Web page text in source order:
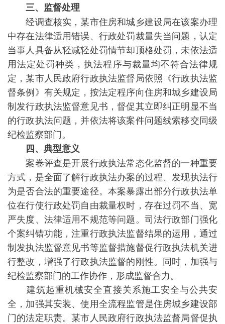
三、监督处理
经调查核实，某市住房和城乡建设局在该案办理
中存在法律适用错误、行政处罚裁量失当问题，认定
当事人具备从轻减轻处罚情节却顶格处罚，未依法适
用法定处罚种类，执法程序与裁量均不符合法律规
定，某市人民政府行政执法监督局依照《行政执法监
督条例》有关规定，按法定程序向住房和城乡建设局
制发行政执法监督意见书，督促其立即纠正明显不当
的行政执法问题，并依法将该案件问题线索移交同级
纪检监察部门。
四、典型意义
案卷评查是开展行政执法常态化监督的一种重要
方式，是全面了解行政执法办案的过程、发现执法行
为是否合法的重要途径。本案暴露出部分行政执法单
位在行使行政处罚自由裁量权时，存在过罚不当、宽
严失度、法律适用不规范等问题。司法行政部门强化
个案纠错功能，注重行政执法监督结果的运用，通过
制发执法监督意见书等监督措施督促行政执法机关进
行整改，增强了行政执法监督的刚性。同时，加强与
纪检监察部门的工作协作，形成监督合力。
建筑起重机械安全直接关系施工安全与公共安
全，加强其安装、使用全流程监管是住房城乡建设部
门的法定职责。某市人民政府行政执法监督局督促执